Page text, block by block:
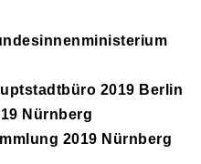
2019 Berlin
Nürnberg
2019 Nürnberg